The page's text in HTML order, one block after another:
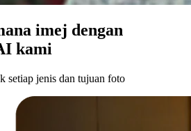
imej dengan
kami
setiap jenis dan tujuan foto